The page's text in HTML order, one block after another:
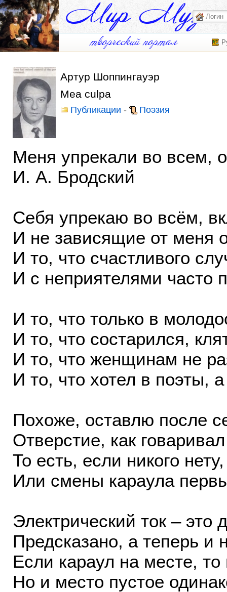
Артур Шоппингауэр
Mea culpa
Публикации - Поэзия
Меня упрекали во всем,
И. А. Бродский
Себя упрекаю во всём,
И не зависящие от меня
И то, что счастливого
И с неприятелями часто
И то, что только в
И то, что состарился,
И то, что женщинам не
И то, что хотел в поэты,
Похоже, оставлю после
Отверстие, как
То есть, если никого
Или смены караула
Электрический ток – это
Предсказано, а теперь и
Если караул на месте,
Но и место пустое